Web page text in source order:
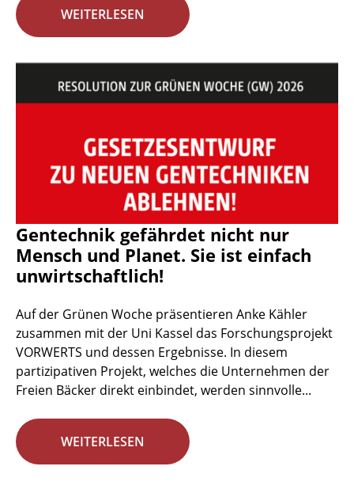
WEITERLESEN
Gentechnik gefährdet nicht nur
Mensch und Planet. Sie ist einfach
unwirtschaftlich!
Auf der Grünen Woche präsentieren Anke Kähler
zusammen mit der Uni Kassel das Forschungsprojekt
VORWERTS und dessen Ergebnisse. In diesem
partizipativen Projekt, welches die Unternehmen der
Freien Bäcker direkt einbindet, werden sinnvolle...
WEITERLESEN